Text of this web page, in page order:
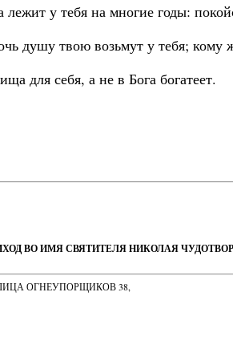
у тебя на многие годы:
душу твою возьмут у тебя; кому
для себя, а не в Бога богатеет.
ВО ИМЯ СВЯТИТЕЛЯ НИКОЛАЯ
ОГНЕУПОРЩИКОВ 38,